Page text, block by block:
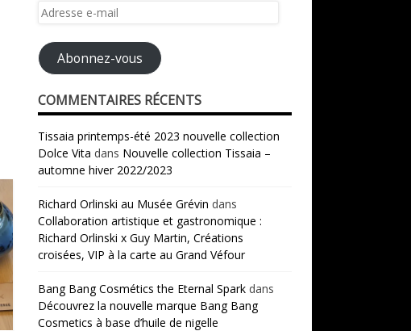
Adresse
mail
Abonnez-vous
COMMENTAIRES RÉCENTS
Tissaia printemps-été 2023 nouvelle collection
Dolce Vita dans Nouvelle collection Tissaia –
automne hiver 2022/2023
Richard Orlinski au Musée Grévin dans
Collaboration artistique et gastronomique :
Richard Orlinski x Guy Martin, Créations
croisées, VIP à la carte au Grand Véfour
Bang Bang Cosmétics the Eternal Spark dans
Découvrez la nouvelle marque Bang Bang
Cosmetics à base d’huile de nigelle